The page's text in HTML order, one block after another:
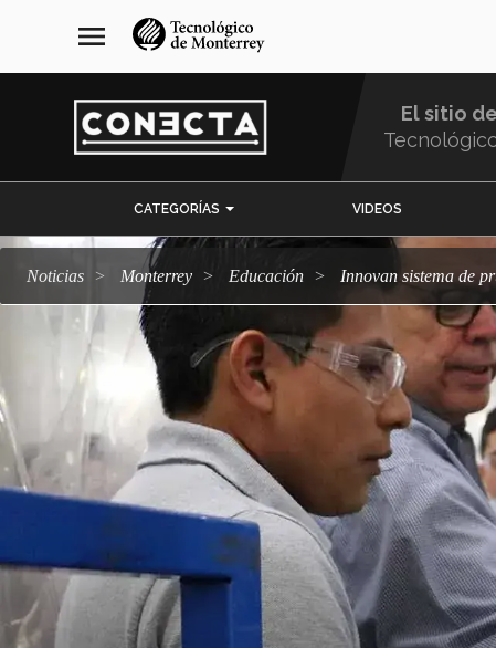
navegación
principal
menu
El sitio
CATEGORÍAS VIDEOS
Noticias Monterrey Educación Innovan sistema de